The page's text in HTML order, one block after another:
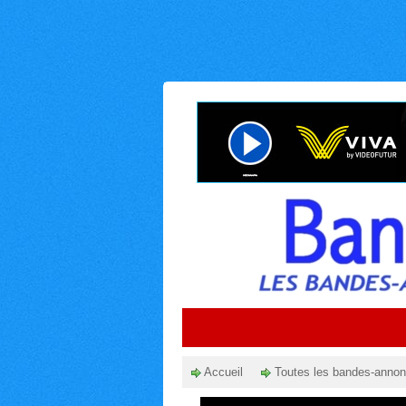
Accueil Toutes les bandes-